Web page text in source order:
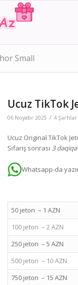
Small
Ucuz TikTok
06 Noyabr 2025 / 4 Şərhlər
Ucuz Original TikTok
Sifariş sonrası 3 dəqiqə
Whatsapp-da
50 jeton – 1 AZN
100 jeton – 2 AZN
250 jeton – 5 AZN
500 jeton – 10 AZN
750 jeton – 15 AZN